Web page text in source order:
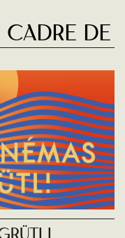
cadre de